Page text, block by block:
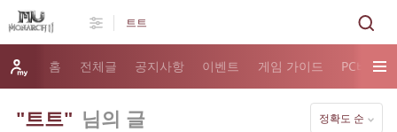
홈 전체글 공지사항 이벤트 게임 가이드 PC버전
"트트" 님의 글 정확도 순